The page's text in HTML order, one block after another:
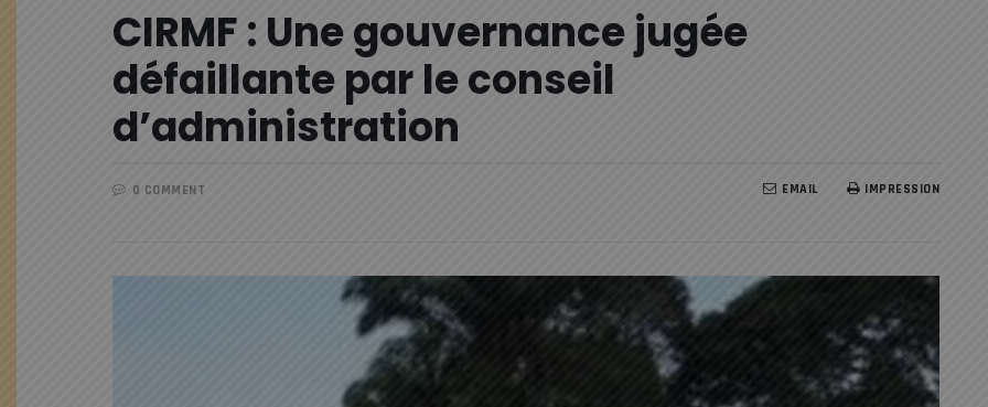
CIRMF : Une gouvernance jugée
défaillante par le conseil
d’administration
0 COMMENT IMPRESSION
EMAIL